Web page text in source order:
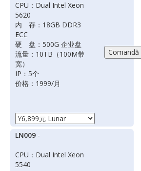
CPU：Dual Intel Xeon
5620
内 存：18GB DDR3
ECC
硬 盘：500G 企业盘
流量：10TB（100M带
宽）
IP：5个
价格：1999/月
LN009 -
CPU：Dual Intel Xeon
5540